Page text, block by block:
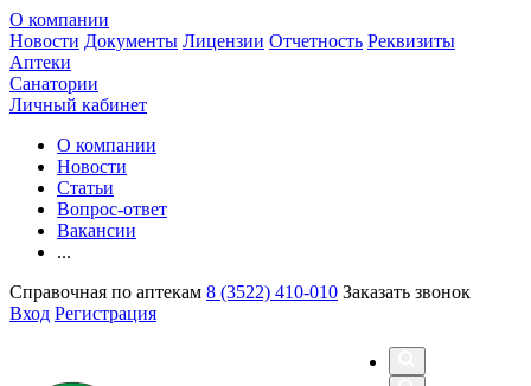
О компании
Новости Документы Лицензии Отчетность Реквизиты
Аптеки
Санатории
Личный кабинет
О компании
Новости
Статьи
Вопрос-ответ
Вакансии
...
Справочная по аптекам 8 (3522) 410-010 Заказать звонок
Вход Регистрация